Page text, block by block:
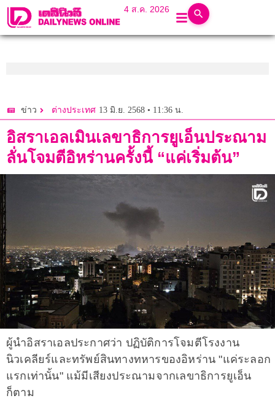
4 ส.ค. 2026
ข่าว ต่างประเทศ 13 มิ.ย. 2568 • 11:36 น.
อิสราเอลเมินเลขาธิการยูเอ็นประณาม
ลั่นโจมตีอิหร่านครั้งนี้ “แค่เริ่มต้น”
ผู้นำอิสราเอลประกาศว่า ปฏิบัติการโจมตีโรงงาน
นิวเคลียร์และทรัพย์สินทางทหารของอิหร่าน "แค่ระลอก
แรกเท่านั้น" แม้มีเสียงประณามจากเลขาธิการยูเอ็น
ก็ตาม